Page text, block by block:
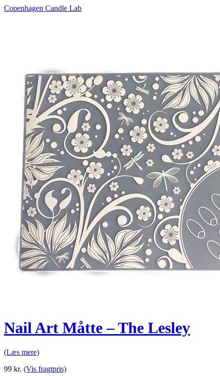
Copenhagen Candle Lab
Nail Art Måtte – The Lesley
(Læs mere)
99 kr. (Vis fragtpris)